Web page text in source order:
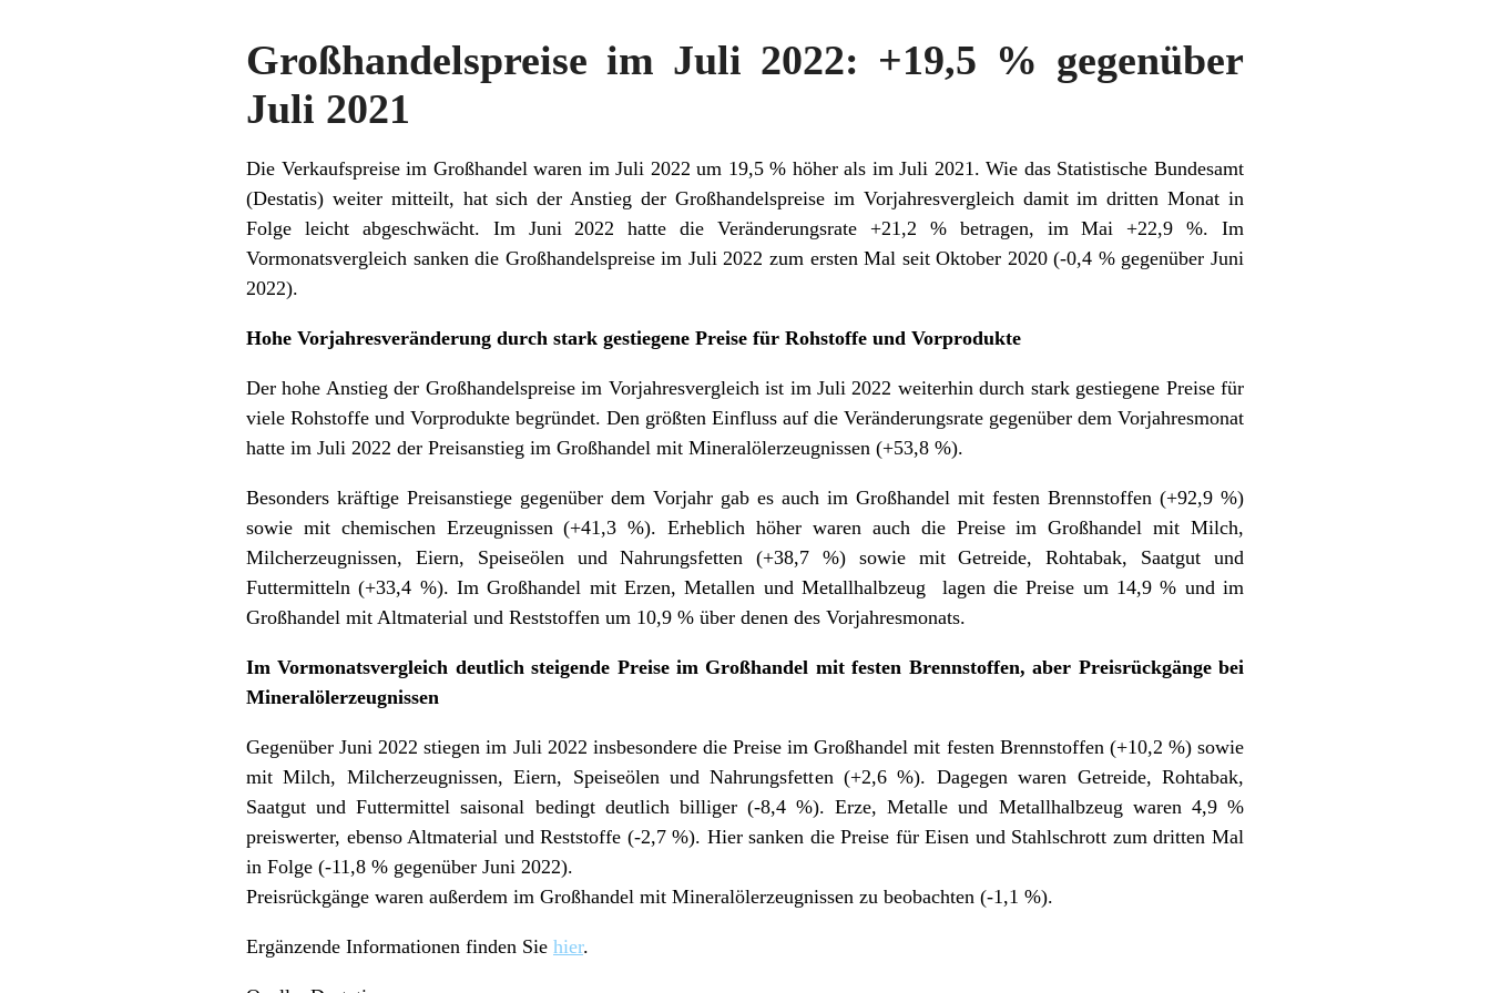
Großhandelspreise im Juli 2022: +19,5 % gegenüber
Juli 2021
Die Verkaufspreise im Großhandel waren im Juli 2022 um 19,5 % höher als im Juli 2021. Wie das Statistische Bundesamt
(Destatis) weiter mitteilt, hat sich der Anstieg der Großhandelspreise im Vorjahresvergleich damit im dritten Monat in
Folge leicht abgeschwächt. Im Juni 2022 hatte die Veränderungsrate +21,2 % betragen, im Mai +22,9 %. Im
Vormonatsvergleich sanken die Großhandelspreise im Juli 2022 zum ersten Mal seit Oktober 2020 (-0,4 % gegenüber Juni
2022).
Hohe Vorjahresveränderung durch stark gestiegene Preise für Rohstoffe und Vorprodukte
Der hohe Anstieg der Großhandelspreise im Vorjahresvergleich ist im Juli 2022 weiterhin durch stark gestiegene Preise für
viele Rohstoffe und Vorprodukte begründet. Den größten Einfluss auf die Veränderungsrate gegenüber dem Vorjahresmonat
hatte im Juli 2022 der Preisanstieg im Großhandel mit Mineralölerzeugnissen (+53,8 %).
Besonders kräftige Preisanstiege gegenüber dem Vorjahr gab es auch im Großhandel mit festen Brennstoffen (+92,9 %)
sowie mit chemischen Erzeugnissen (+41,3 %). Erheblich höher waren auch die Preise im Großhandel mit Milch,
Milcherzeugnissen, Eiern, Speiseölen und Nahrungsfetten (+38,7 %) sowie mit Getreide, Rohtabak, Saatgut und
Futtermitteln (+33,4 %). Im Großhandel mit Erzen, Metallen und Metallhalbzeug lagen die Preise um 14,9 % und im
Großhandel mit Altmaterial und Reststoffen um 10,9 % über denen des Vorjahresmonats.
Im Vormonatsvergleich deutlich steigende Preise im Großhandel mit festen Brennstoffen, aber Preisrückgänge bei
Mineralölerzeugnissen
Gegenüber Juni 2022 stiegen im Juli 2022 insbesondere die Preise im Großhandel mit festen Brennstoffen (+10,2 %) sowie
mit Milch, Milcherzeugnissen, Eiern, Speiseölen und Nahrungsfetten (+2,6 %). Dagegen waren Getreide, Rohtabak,
Saatgut und Futtermittel saisonal bedingt deutlich billiger (-8,4 %). Erze, Metalle und Metallhalbzeug waren 4,9 %
preiswerter, ebenso Altmaterial und Reststoffe (-2,7 %). Hier sanken die Preise für Eisen und Stahlschrott zum dritten Mal
in Folge (-11,8 % gegenüber Juni 2022).
Preisrückgänge waren außerdem im Großhandel mit Mineralölerzeugnissen zu beobachten (-1,1 %).
Ergänzende Informationen finden Sie hier.